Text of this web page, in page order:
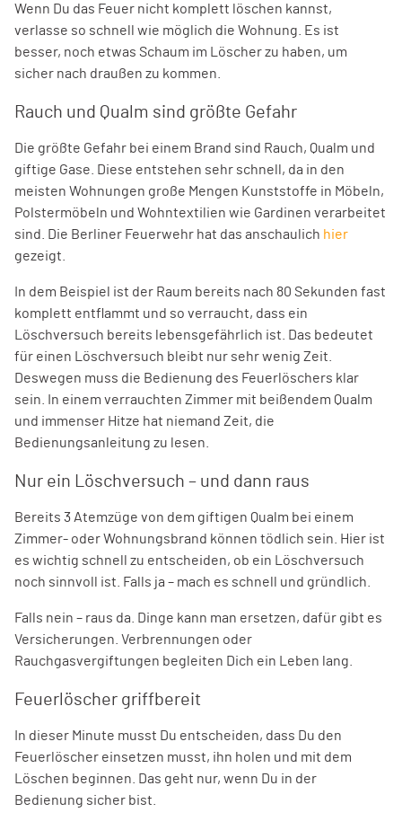
Wenn Du das Feuer nicht komplett löschen kannst,
verlasse so schnell wie möglich die Wohnung. Es ist
besser, noch etwas Schaum im Löscher zu haben, um
sicher nach draußen zu kommen.
Rauch und Qualm sind größte Gefahr
Die größte Gefahr bei einem Brand sind Rauch, Qualm und
giftige Gase. Diese entstehen sehr schnell, da in den
meisten Wohnungen große Mengen Kunststoffe in Möbeln,
Polstermöbeln und Wohntextilien wie Gardinen verarbeitet
sind. Die Berliner Feuerwehr hat das anschaulich hier
gezeigt.
In dem Beispiel ist der Raum bereits nach 80 Sekunden fast
komplett entflammt und so verraucht, dass ein
Löschversuch bereits lebensgefährlich ist. Das bedeutet
für einen Löschversuch bleibt nur sehr wenig Zeit.
Deswegen muss die Bedienung des Feuerlöschers klar
sein. In einem verrauchten Zimmer mit beißendem Qualm
und immenser Hitze hat niemand Zeit, die
Bedienungsanleitung zu lesen.
Nur ein Löschversuch – und dann raus
Bereits 3 Atemzüge von dem giftigen Qualm bei einem
Zimmer- oder Wohnungsbrand können tödlich sein. Hier ist
es wichtig schnell zu entscheiden, ob ein Löschversuch
noch sinnvoll ist. Falls ja – mach es schnell und gründlich.
Falls nein – raus da. Dinge kann man ersetzen, dafür gibt es
Versicherungen. Verbrennungen oder
Rauchgasvergiftungen begleiten Dich ein Leben lang.
Feuerlöscher griffbereit
In dieser Minute musst Du entscheiden, dass Du den
Feuerlöscher einsetzen musst, ihn holen und mit dem
Löschen beginnen. Das geht nur, wenn Du in der
Bedienung sicher bist.